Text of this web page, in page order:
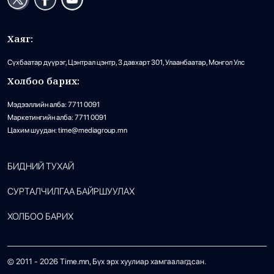
Хаяг:
Сүхбаатар дүүрэг, Цэнтрал цэнтр, 3 давхарт 301, Улаанбаатар, Монгол Улс
Холбоо барих:
Мэдээллийн алба: 7711 0091
Маркетингийн алба: 7711 0091
Цахим шуудан: time@mediagroup.mn
БИДНИЙ ТУХАЙ
СУРТАЛЧИЛГАА БАЙРШУУЛАХ
ХОЛБОО БАРИХ
© 2011 - 2026 Time.mn, Бүх эрх хуулиар хамгаалагдсан.